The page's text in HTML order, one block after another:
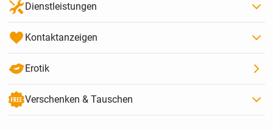
Dienstleistungen
Kontaktanzeigen
Erotik
Verschenken & Tauschen